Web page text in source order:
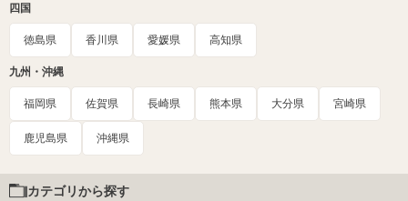
四国
徳島県 香川県 愛媛県 高知県
九州・沖縄
福岡県 佐賀県 長崎県 熊本県 大分県 宮崎県
鹿児島県 沖縄県
カテゴリから探す